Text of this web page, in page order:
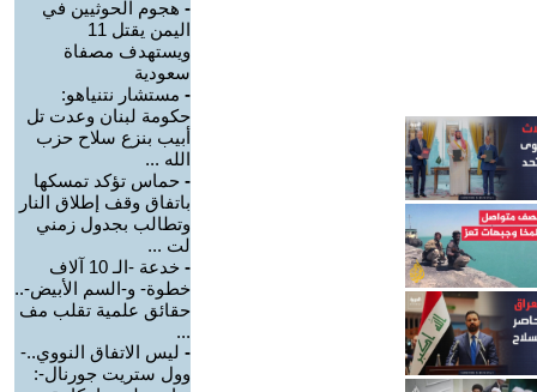
- هجوم الحوثيين في
اليمن يقتل 11
ويستهدف مصفاة
سعودية
- مستشار نتنياهو:
حكومة لبنان وعدت تل
أبيب بنزع سلاح حزب
الله ...
- حماس تؤكد تمسكها
باتفاق وقف إطلاق النار
وتطالب بجدول زمني
لت ...
-
خدعة -الـ 10 آلاف
خطوة- و-السم الأبيض-..
حقائق علمية تقلب مف
...
- ليس الاتفاق النووي..-
وول ستريت جورنال-: